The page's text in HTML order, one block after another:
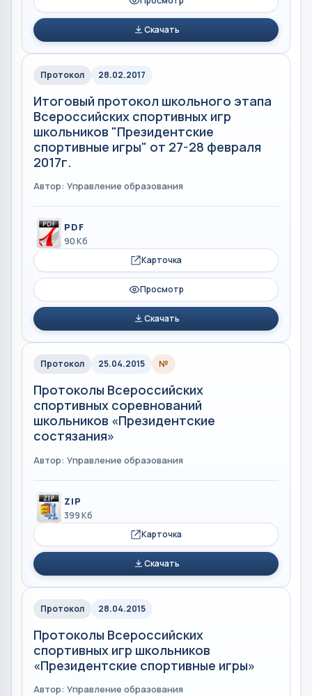
Скачать
Протокол 28.02.2017
Итоговый протокол школьного этапа
Всероссийских спортивных игр
школьников "Президентские
спортивные игры" от 27-28 февраля
2017г.
Автор: Управление образования
PDF
90 Кб
Карточка
Просмотр
Скачать
Протокол 25.04.2015 №
Протоколы Всероссийских
спортивных соревнований
школьников «Президентские
состязания»
Автор: Управление образования
ZIP
399 Кб
Карточка
Скачать
Протокол 28.04.2015
Протоколы Всероссийских
спортивных игр школьников
«Президентские спортивные игры»
Автор: Управление образования